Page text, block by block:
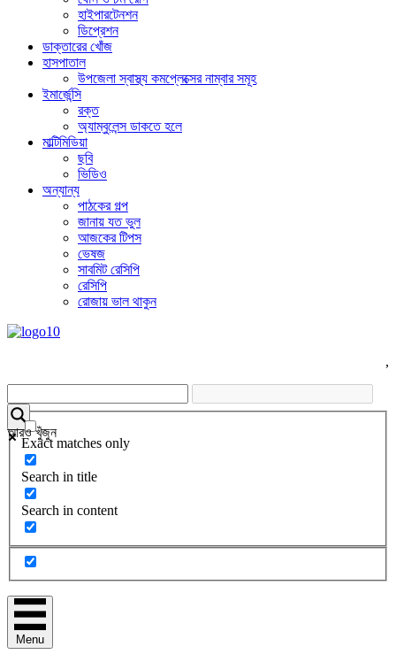
হাইপারটেনশন
ডিপ্রেশন
ডাক্তারের খোঁজ
হাসপাতাল
উপজেলা স্বাস্থ্য কমপ্লেক্সের নাম্বার সমূহ
ইমার্জেন্সি
রক্ত
অ্যাম্বুলেন্স ডাকতে হলে
মাল্টিমিডিয়া
ছবি
ভিডিও
অন্যান্য
পাঠকের গল্প
জানায় যত ভুল
আজকের টিপস
ভেষজ
সাবমিট রেসিপি
রেসিপি
রোজায় ভাল থাকুন
,
আরও খুঁজুন
Exact matches only
Search in title
Search in content
Menu